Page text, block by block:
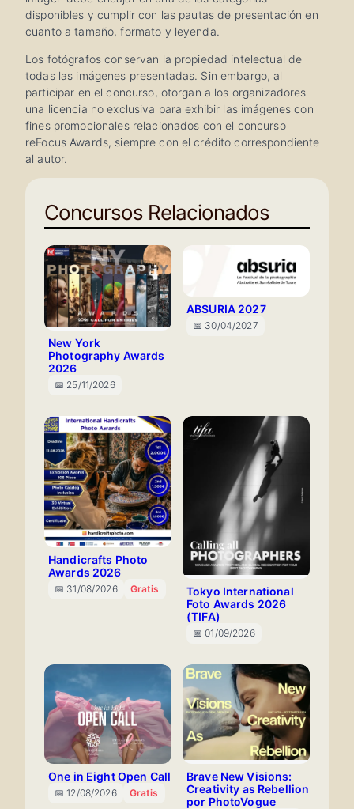
disponibles y cumplir con las pautas de presentación en
cuanto a tamaño, formato y leyenda.
Los fotógrafos conservan la propiedad intelectual de
todas las imágenes presentadas. Sin embargo, al
participar en el concurso, otorgan a los organizadores
una licencia no exclusiva para exhibir las imágenes con
fines promocionales relacionados con el concurso
reFocus Awards, siempre con el crédito correspondiente
al autor.
Concursos Relacionados
New York
Photography Awards
2026
📅 25/11/2026
ABSURIA 2027
📅 30/04/2027
Handicrafts Photo
Awards 2026
📅 31/08/2026 Gratis
Tokyo International
Foto Awards 2026
(TIFA)
📅 01/09/2026
One in Eight Open Call
📅 12/08/2026 Gratis
Brave New Visions:
Creativity as Rebellion
por PhotoVogue